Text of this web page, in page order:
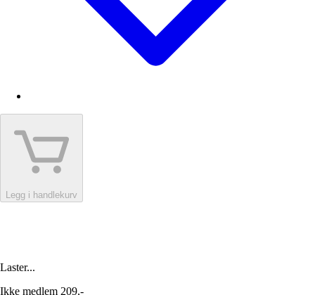
Legg i handlekurv
Laster...
Ikke medlem 209,-